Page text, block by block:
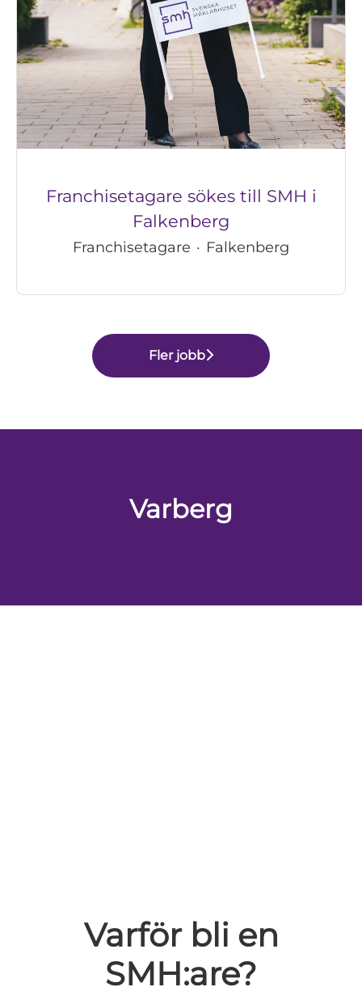
Franchisetagare sökes till SMH i
Falkenberg
Franchisetagare · Falkenberg
Fler jobb
Varberg
Varför bli en
SMH:are?